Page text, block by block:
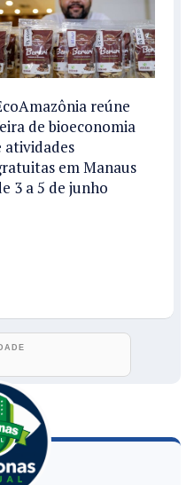
reúne
de bioeconomia
atividades
em Manaus
3 a 5 de junho